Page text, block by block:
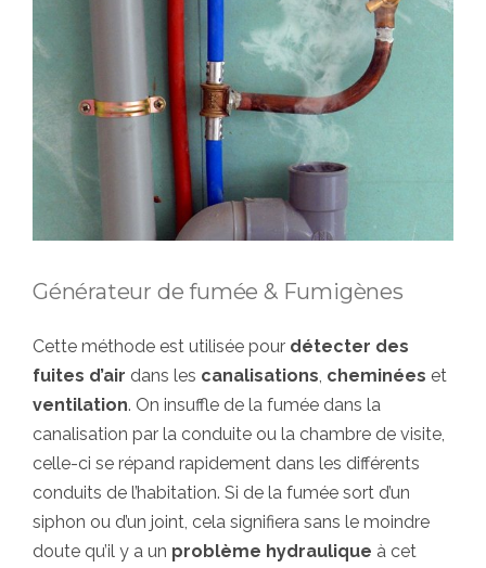
Générateur de fumée & Fumigènes
Cette méthode est utilisée pour détecter des
fuites d’air dans les canalisations, cheminées et
ventilation. On insuffle de la fumée dans la
canalisation par la conduite ou la chambre de visite,
celle-ci se répand rapidement dans les différents
conduits de l’habitation. Si de la fumée sort d’un
siphon ou d’un joint, cela signifiera sans le moindre
doute qu’il y a un problème hydraulique à cet